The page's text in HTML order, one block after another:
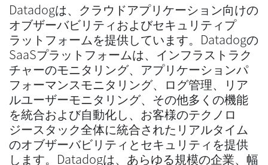
Datadogは、クラウドアプリケーション向けの
オブザーバビリティおよびセキュリティプ
ラットフォームを提供しています。Datadogの
SaaSプラットフォームは、インフラストラク
チャーのモニタリング、アプリケーションパ
フォーマンスモニタリング、ログ管理、リア
ルユーザーモニタリング、その他多くの機能
を統合および自動化し、お客様のテクノロ
ジースタック全体に統合されたリアルタイム
のオブザーバビリティとセキュリティを提供
します。Datadogは、あらゆる規模の企業、幅